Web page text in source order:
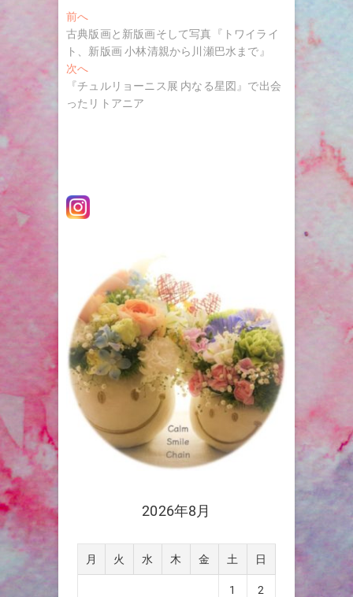
投
稿
ナ
ビ
ョ
ン
前へ過
去
の
投
稿:
古典版画と新版画そして写真『トワイライ
ト、新版画 小林清親から川瀬巴水まで』
次へ次
の
投
『チュルリョーニス展 内なる星図』で出会
ったリトアニア
2026年8月
月 火 水 木 金 土 日
1 2